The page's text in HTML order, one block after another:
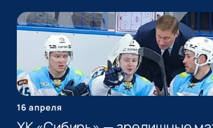
16 апреля